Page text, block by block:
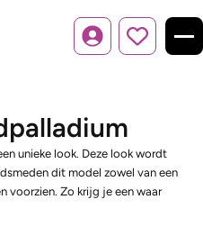
Inloggen
unieke look. Deze look wordt
dit model zowel van een
voorzien. Zo krijg je een waar